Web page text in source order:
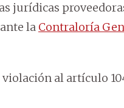
jurídicas
la Contraloría
al artículo